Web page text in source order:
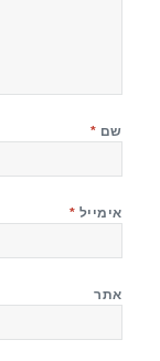
שם *
אימייל *
אתר